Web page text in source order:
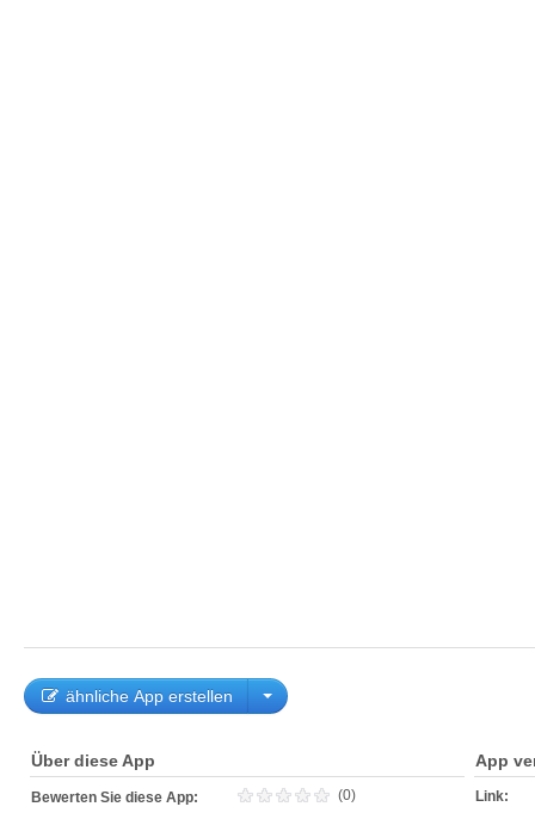
ähnliche App erstellen
Über diese App
Bewerten Sie diese App: (0)
App
Link: